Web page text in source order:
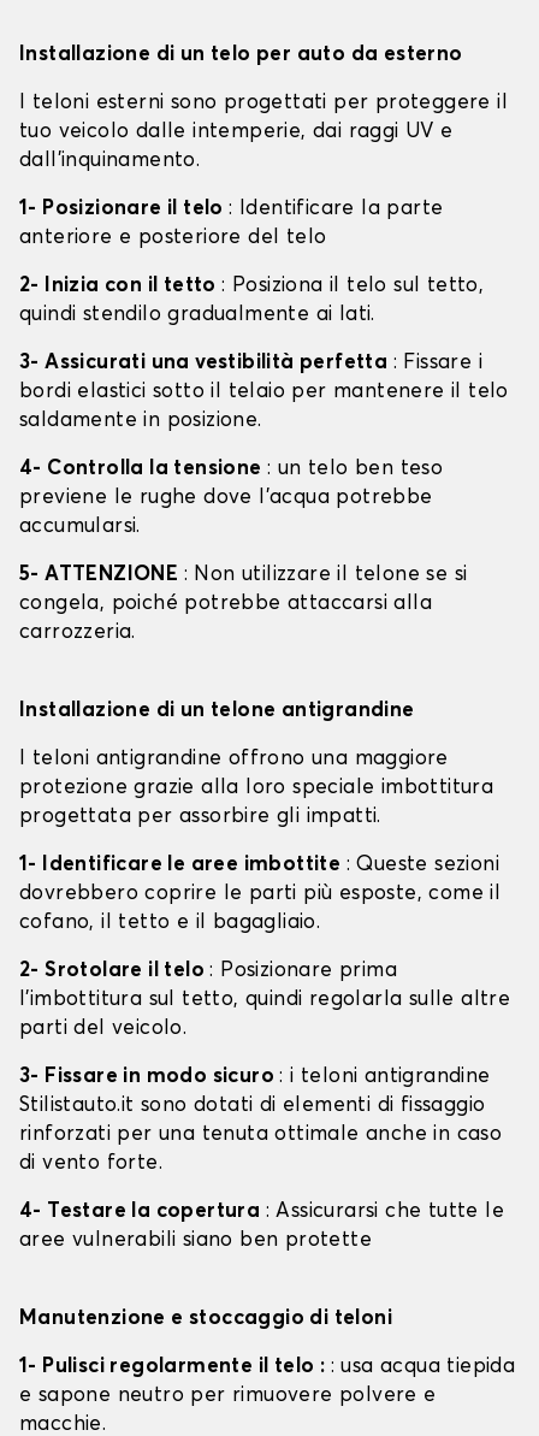
Installazione di un telo per auto da esterno
I teloni esterni sono progettati per proteggere il
tuo veicolo dalle intemperie, dai raggi UV e
dall'inquinamento.
1- Posizionare il telo: Identificare la parte
anteriore e posteriore del telo
2- Inizia con il tetto: Posiziona il telo sul tetto,
quindi stendilo gradualmente ai lati.
3- Assicurati una vestibilità perfetta : Fissare i
bordi elastici sotto il telaio per mantenere il telo
saldamente in posizione.
4- Controlla la tensione : un telo ben teso
previene le rughe dove l'acqua potrebbe
accumularsi.
5- ATTENZIONE : Non utilizzare il telone se si
congela, poiché potrebbe attaccarsi alla
carrozzeria.
Installazione di un telone antigrandine
I teloni antigrandine offrono una maggiore
protezione grazie alla loro speciale imbottitura
progettata per assorbire gli impatti.
1- Identificare le aree imbottite : Queste sezioni
dovrebbero coprire le parti più esposte, come il
cofano, il tetto e il bagagliaio.
2- Srotolare il telo: Posizionare prima
l'imbottitura sul tetto, quindi regolarla sulle altre
parti del veicolo.
3- Fissare in modo sicuro: i teloni antigrandine
Stilistauto.it sono dotati di elementi di fissaggio
rinforzati per una tenuta ottimale anche in caso
di vento forte.
4- Testare la copertura : Assicurarsi che tutte le
aree vulnerabili siano ben protette
Manutenzione e stoccaggio di teloni
1- Pulisci regolarmente il telo : : usa acqua tiepida
e sapone neutro per rimuovere polvere e
macchie.